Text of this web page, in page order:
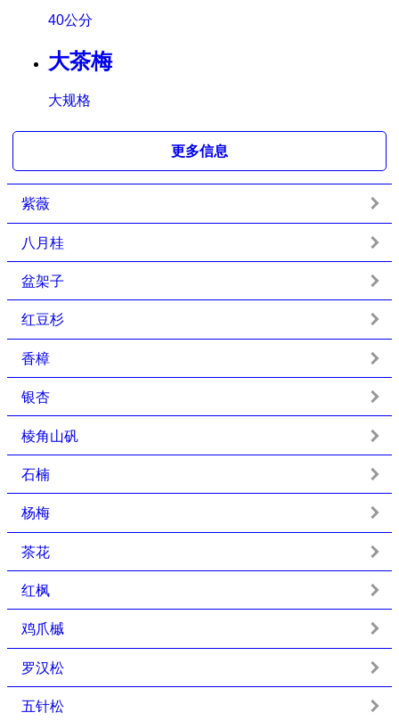
40公分
大茶梅
大规格
更多信息
紫薇
八月桂
盆架子
红豆杉
香樟
银杏
棱角山矾
石楠
杨梅
茶花
红枫
鸡爪槭
罗汉松
五针松